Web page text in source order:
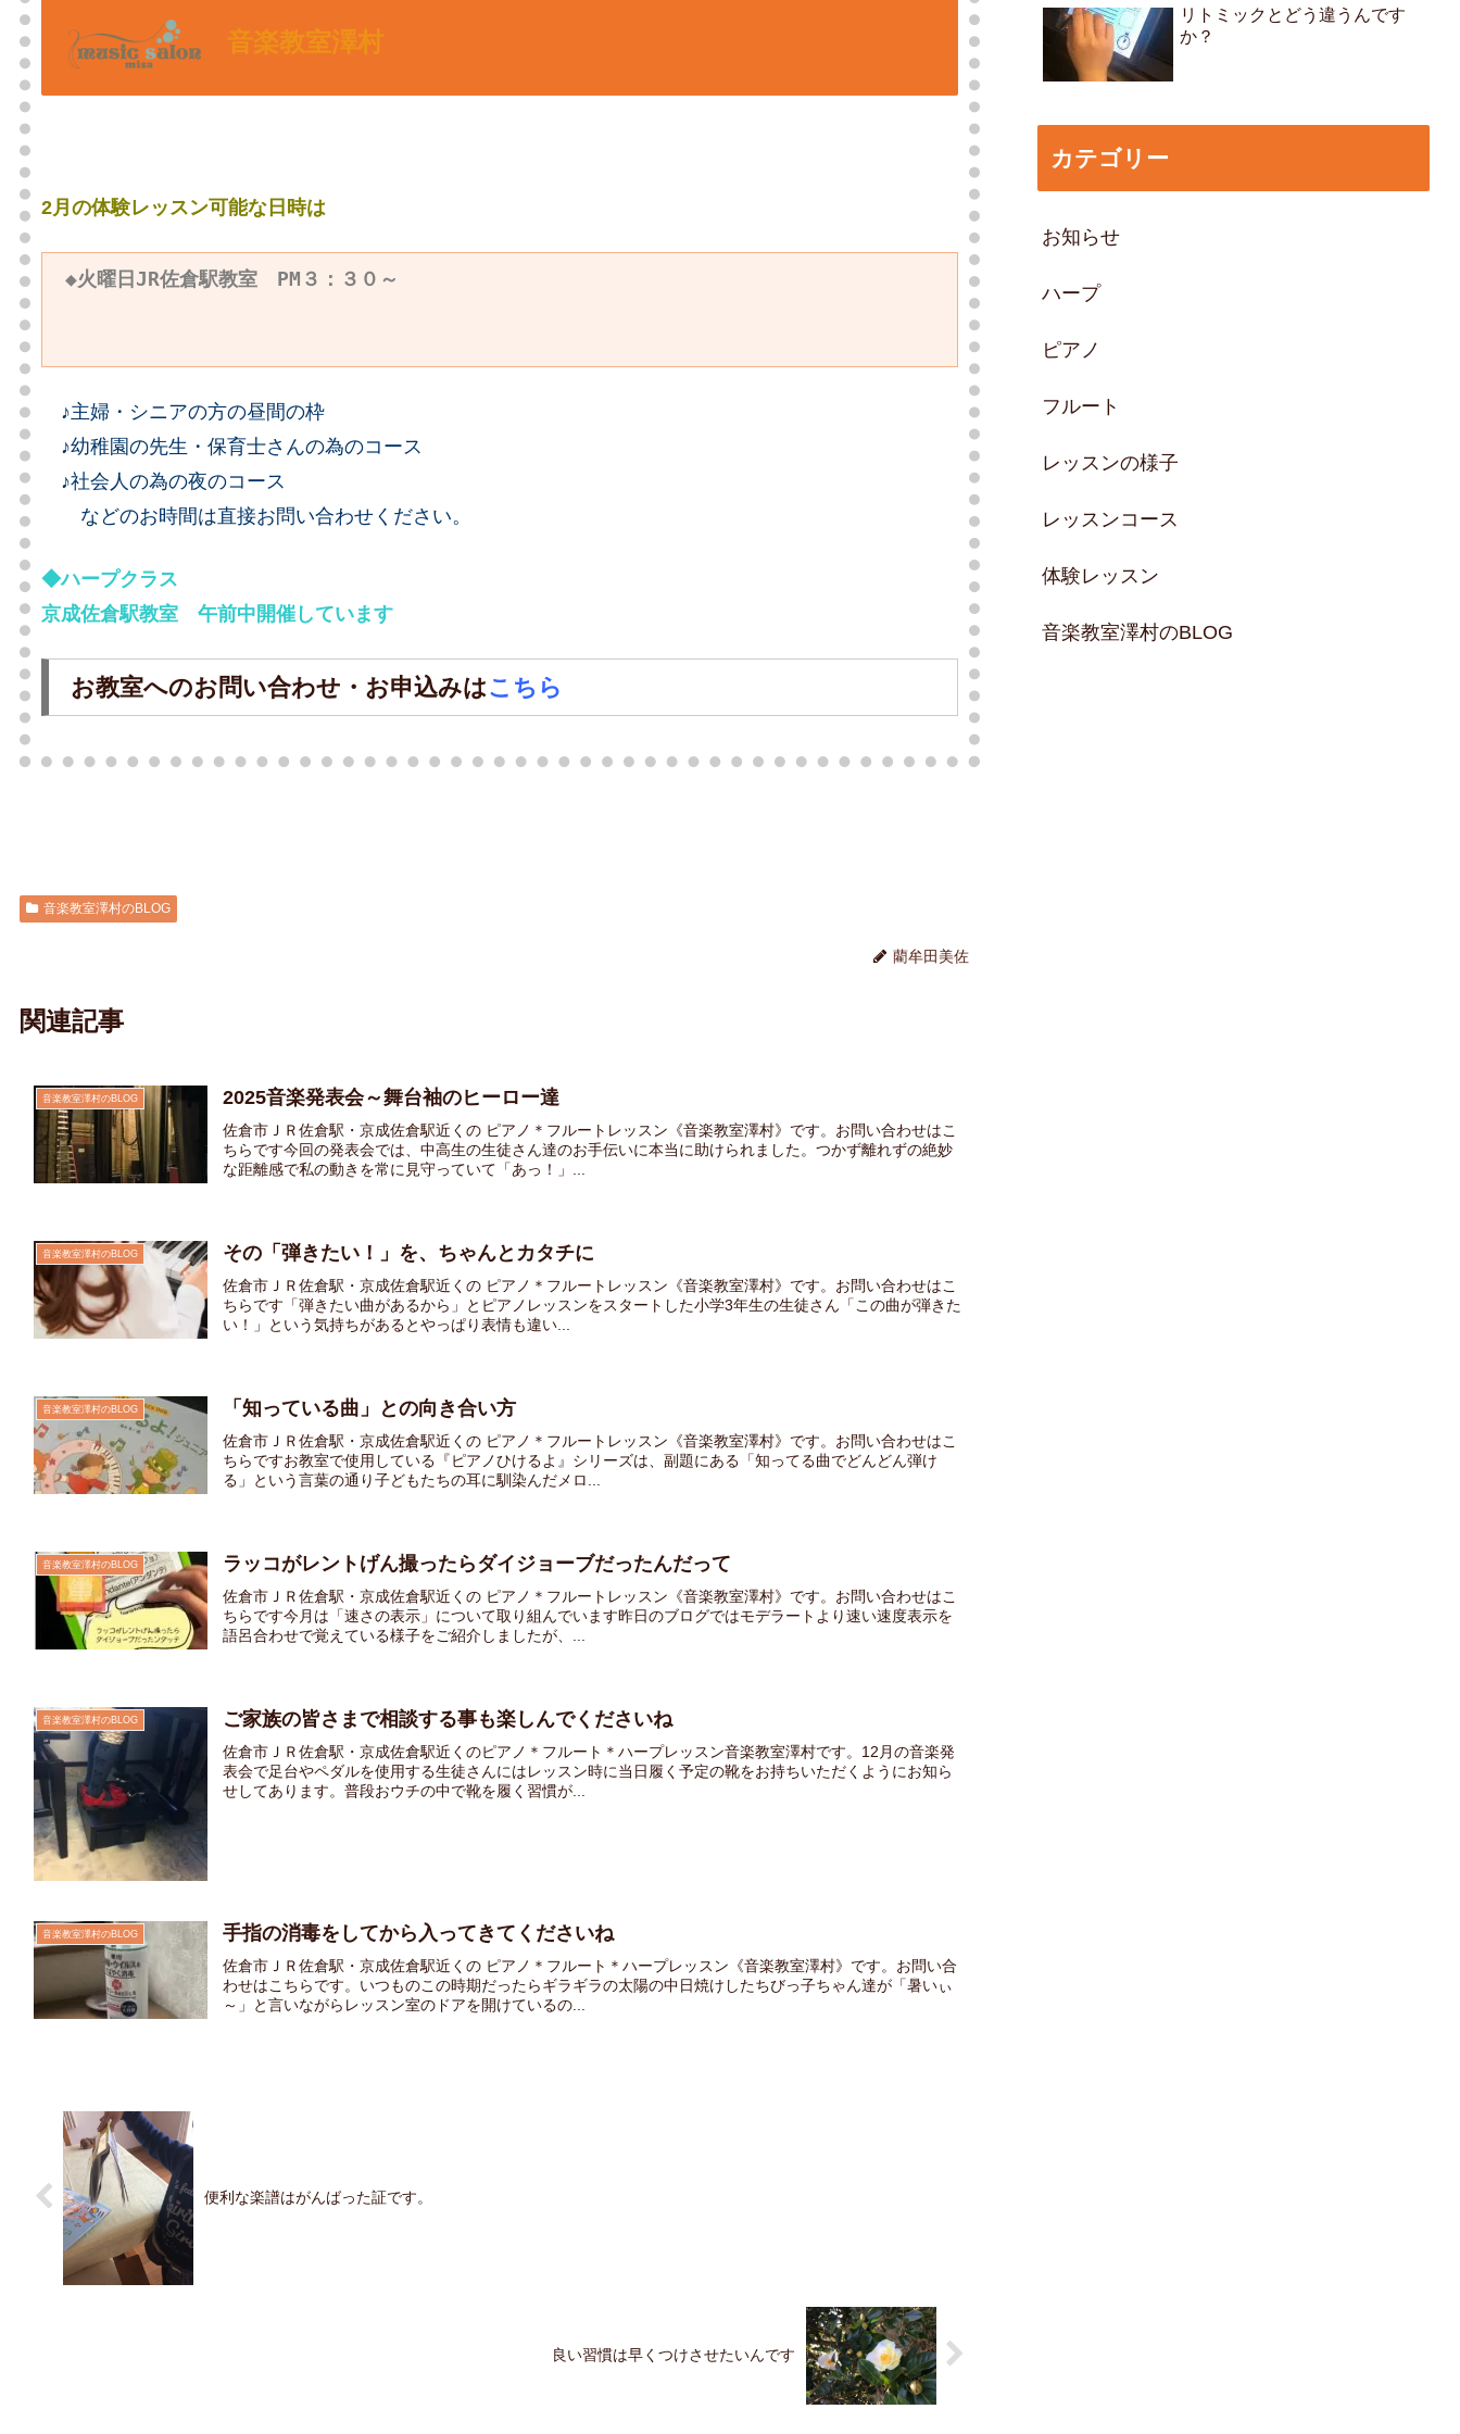
音楽教室澤村
2月の体験レッスン可能な日時は
♪主婦・シニアの方の昼間の枠
♪幼稚園の先生・保育士さんの為のコース
♪社会人の為の夜のコース
などのお時間は直接お問い合わせください。
◆ハープクラス
京成佐倉駅教室 午前中開催しています
お教室へのお問い合わせ・お申込みはこちら
音楽教室澤村のBLOG
藺牟田美佐
関連記事
音楽教室澤村のBLOG 2025音楽発表会～舞台袖のヒーロー達
佐倉市ＪＲ佐倉駅・京成佐倉駅近くの ピアノ＊フルートレッスン《音楽教室澤村》です。お問い合わせはこ
ちらです今回の発表会では、中高生の生徒さん達のお手伝いに本当に助けられました。つかず離れずの絶妙
な距離感で私の動きを常に見守っていて「あっ！」...
音楽教室澤村のBLOG その「弾きたい！」を、ちゃんとカタチに
佐倉市ＪＲ佐倉駅・京成佐倉駅近くの ピアノ＊フルートレッスン《音楽教室澤村》です。お問い合わせはこ
ちらです「弾きたい曲があるから」とピアノレッスンをスタートした小学3年生の生徒さん「この曲が弾きた
い！」という気持ちがあるとやっぱり表情も違い...
音楽教室澤村のBLOG 「知っている曲」との向き合い方
佐倉市ＪＲ佐倉駅・京成佐倉駅近くの ピアノ＊フルートレッスン《音楽教室澤村》です。お問い合わせはこ
ちらですお教室で使用している『ピアノひけるよ』シリーズは、副題にある「知ってる曲でどんどん弾け
る」という言葉の通り子どもたちの耳に馴染んだメロ...
音楽教室澤村のBLOG ラッコがレントげん撮ったらダイジョーブだったんだって
佐倉市ＪＲ佐倉駅・京成佐倉駅近くの ピアノ＊フルートレッスン《音楽教室澤村》です。お問い合わせはこ
ちらです今月は「速さの表示」について取り組んでいます昨日のブログではモデラートより速い速度表示を
語呂合わせで覚えている様子をご紹介しましたが、...
音楽教室澤村のBLOG ご家族の皆さまで相談する事も楽しんでくださいね
佐倉市ＪＲ佐倉駅・京成佐倉駅近くのピアノ＊フルート＊ハープレッスン音楽教室澤村です。12月の音楽発
表会で足台やペダルを使用する生徒さんにはレッスン時に当日履く予定の靴をお持ちいただくようにお知ら
せしてあります。普段おウチの中で靴を履く習慣が...
音楽教室澤村のBLOG 手指の消毒をしてから入ってきてくださいね
佐倉市ＪＲ佐倉駅・京成佐倉駅近くの ピアノ＊フルート＊ハープレッスン《音楽教室澤村》です。お問い合
わせはこちらです。いつものこの時期だったらギラギラの太陽の中日焼けしたちびっ子ちゃん達が「暑いぃ
～」と言いながらレッスン室のドアを開けているの...
便利な楽譜はがんばった証です。
良い習慣は早くつけさせたいんです
リトミックとどう違うんです
か？
カテゴリー
お知らせ
ハープ
ピアノ
フルート
レッスンの様子
レッスンコース
体験レッスン
音楽教室澤村のBLOG